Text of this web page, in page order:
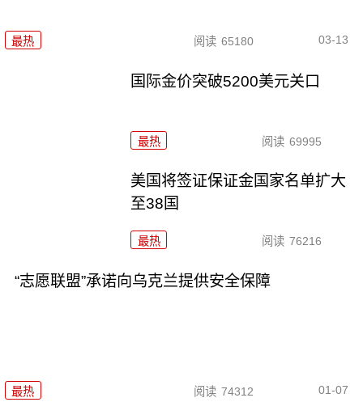
最热 阅读 65180 03-13
国际金价突破5200美元关口
最热 阅读 69995
美国将签证保证金国家名单扩大
至38国
最热 阅读 76216
“志愿联盟”承诺向乌克兰提供安全保障
最热 阅读 74312 01-07